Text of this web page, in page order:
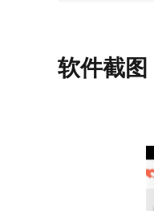
软件截图